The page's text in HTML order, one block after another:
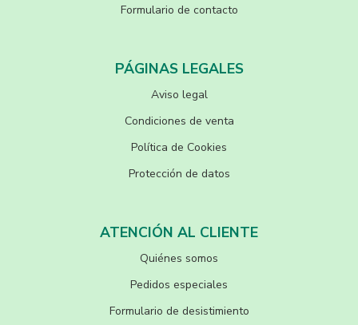
Formulario de contacto
PÁGINAS LEGALES
Aviso legal
Condiciones de venta
Política de Cookies
Protección de datos
ATENCIÓN AL CLIENTE
Quiénes somos
Pedidos especiales
Formulario de desistimiento